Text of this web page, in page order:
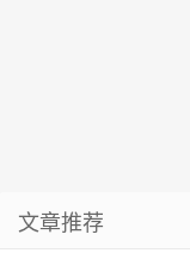
文章推荐